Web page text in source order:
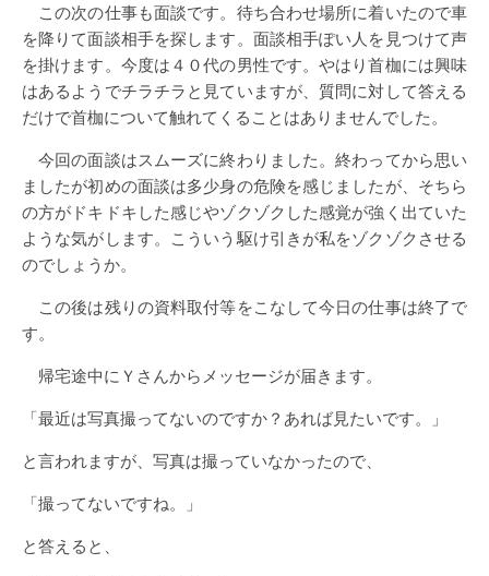
この次の仕事も面談です。待ち合わせ場所に着いたので車
を降りて面談相手を探します。面談相手ぽい人を見つけて声
を掛けます。今度は４０代の男性です。やはり首枷には興味
はあるようでチラチラと見ていますが、質問に対して答える
だけで首枷について触れてくることはありませんでした。
今回の面談はスムーズに終わりました。終わってから思い
ましたが初めの面談は多少身の危険を感じましたが、そちら
の方がドキドキした感じやゾクゾクした感覚が強く出ていた
ような気がします。こういう駆け引きが私をゾクゾクさせる
のでしょうか。
この後は残りの資料取付等をこなして今日の仕事は終了で
す。
帰宅途中にＹさんからメッセージが届きます。
「最近は写真撮ってないのですか？あれば見たいです。」
と言われますが、写真は撮っていなかったので、
「撮ってないですね。」
と答えると、